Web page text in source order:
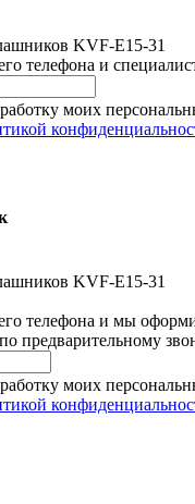
KVF-E15-31
телефона и
моих
KVF-E15-31
телефона и мы
предварительному
моих